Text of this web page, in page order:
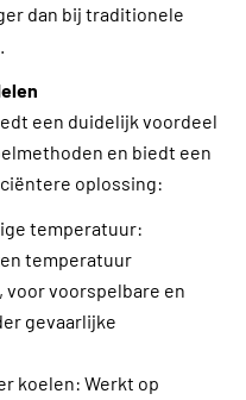
dan bij traditionele
een duidelijk voordeel
en biedt een
oplossing:
temperatuur:
temperatuur
voor voorspelbare en
gevaarlijke
koelen: Werkt op